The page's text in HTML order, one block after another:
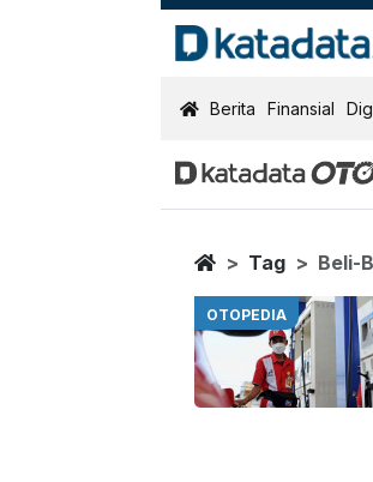
KatadataOTO
Berita Finansial
Beli
Berita
Home
Tag Beli-
OTOPEDIA